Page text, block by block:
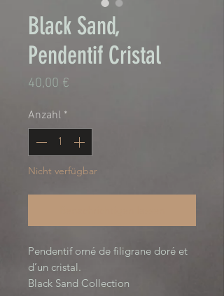
Black Sand,
Pendentif Cristal
40,00 €
Anzahl *
Nicht verfügbar
Pendentif orné de filigrane doré et
d’un cristal.
Black Sand Collection